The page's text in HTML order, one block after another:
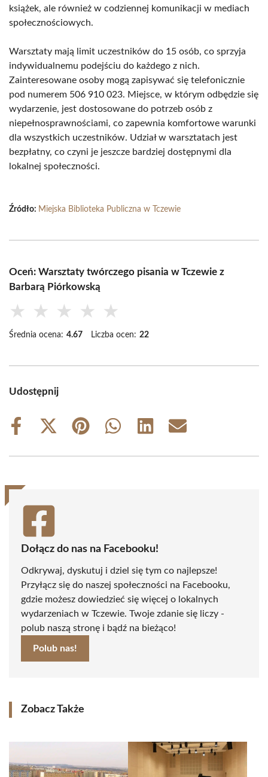
książek, ale również w codziennej komunikacji w mediach
społecznościowych.
Warsztaty mają limit uczestników do 15 osób, co sprzyja
indywidualnemu podejściu do każdego z nich.
Zainteresowane osoby mogą zapisywać się telefonicznie
pod numerem 506 910 023. Miejsce, w którym odbędzie się
wydarzenie, jest dostosowane do potrzeb osób z
niepełnosprawnościami, co zapewnia komfortowe warunki
dla wszystkich uczestników. Udział w warsztatach jest
bezpłatny, co czyni je jeszcze bardziej dostępnymi dla
lokalnej społeczności.
Źródło: Miejska Biblioteka Publiczna w Tczewie
Oceń: Warsztaty twórczego pisania w Tczewie z
Barbarą Piórkowską
★ ★ ★ ★ ★
Średnia ocena: 4.67 Liczba ocen: 22
Udostępnij
Share
Share
(Twitter)
Share
Share
Share
Share
Dołącz do nas na Facebooku!
Odkrywaj, dyskutuj i dziel się tym co najlepsze!
Przyłącz się do naszej społeczności na Facebooku,
gdzie możesz dowiedzieć się więcej o lokalnych
wydarzeniach w Tczewie. Twoje zdanie się liczy -
polub naszą stronę i bądź na bieżąco!
Polub nas!
Zobacz Także